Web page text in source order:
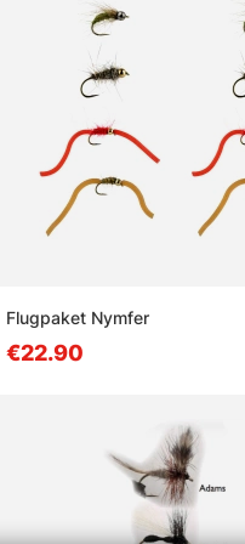
Flugpaket Nymfer
€22.90